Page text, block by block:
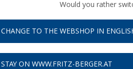
Would you rather
CHANGE TO THE WEBSHOP IN
STAY ON WWW.FRITZ-BERGER.AT